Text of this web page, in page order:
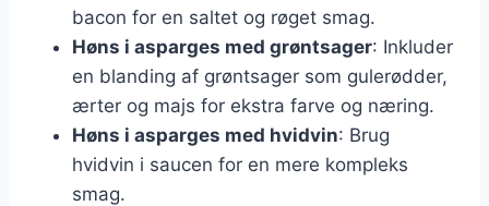
bacon for en saltet og røget smag.
Høns i asparges med grøntsager: Inkluder
en blanding af grøntsager som gulerødder,
ærter og majs for ekstra farve og næring.
Høns i asparges med hvidvin: Brug
hvidvin i saucen for en mere kompleks
smag.